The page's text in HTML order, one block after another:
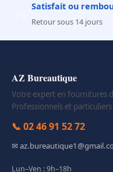
Satisfait ou
Retour sous 14 jours
AZ Bureautique
Votre expert en fournitures
Professionnels et
📞 02 46 91 52 72
✉
Lun–Ven : 9h–18h